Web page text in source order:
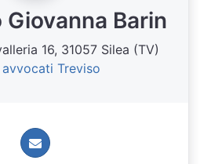
Barin
16, 31057 Silea (TV)
Treviso